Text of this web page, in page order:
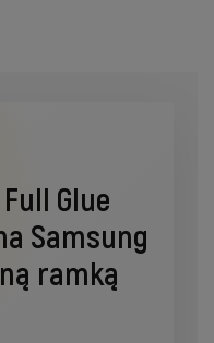
Glue
Samsung
ramką